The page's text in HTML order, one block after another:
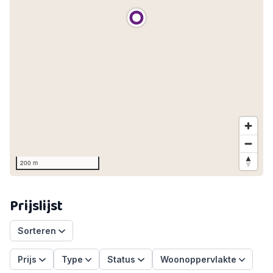
200 m
Prijslijst
Sorteren
Prijs Type Status Woonoppervlakte